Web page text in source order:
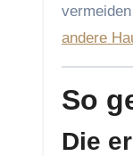
andere
So
Die